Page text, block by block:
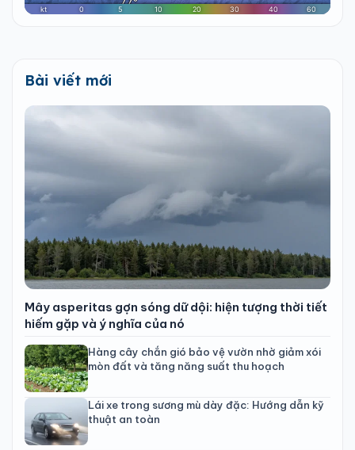
Bài viết mới
Mây asperitas gợn sóng dữ dội: hiện tượng thời tiết
hiếm gặp và ý nghĩa của nó
Hàng cây chắn gió bảo vệ vườn nhờ giảm xói
mòn đất và tăng năng suất thu hoạch
Lái xe trong sương mù dày đặc: Hướng dẫn kỹ
thuật an toàn